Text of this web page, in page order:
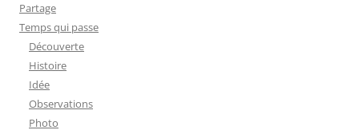
Partage
Temps qui passe
Découverte
Histoire
Idée
Observations
Photo